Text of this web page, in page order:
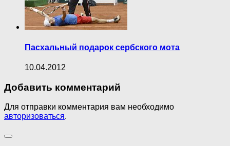
Пасхальный подарок сербского мота
10.04.2012
Добавить комментарий
Для отправки комментария вам необходимо
авторизоваться.